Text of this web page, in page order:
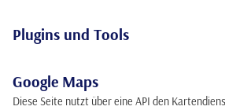
Plugins und Tools
Google Maps
Diese Seite nutzt über eine API den